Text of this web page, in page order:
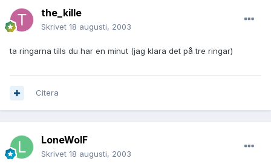
the_kille
Skrivet 18 augusti, 2003
ta ringarna tills du har en minut (jag klara det på tre ringar)
Citera
LoneWolF
Skrivet 18 augusti, 2003